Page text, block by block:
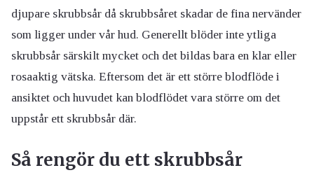
djupare skrubbsår då skrubbsåret skadar de fina nervänder
som ligger under vår hud. Generellt blöder inte ytliga
skrubbsår särskilt mycket och det bildas bara en klar eller
rosaaktig vätska. Eftersom det är ett större blodflöde i
ansiktet och huvudet kan blodflödet vara större om det
uppstår ett skrubbsår där.
Så rengör du ett skrubbsår